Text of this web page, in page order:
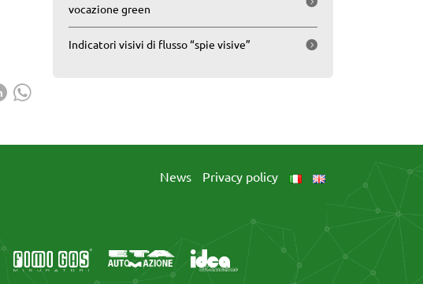
vocazione green
Indicatori visivi di flusso “spie visive”
News Privacy policy